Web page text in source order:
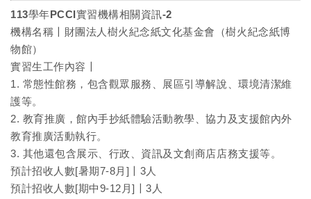
113學年PCCI實習機構相關資訊-2
機構名稱〡財團法人樹火紀念紙文化基金會（樹火紀念紙博
物館）
實習生工作內容〡
1. 常態性館務，包含觀眾服務、展區引導解說、環境清潔維
護等。
2. 教育推廣，館內手抄紙體驗活動教學、協力及支援館內外
教育推廣活動執行。
3. 其他還包含展示、行政、資訊及文創商店店務支援等。
預計招收人數[暑期7-8月]〡3人
預計招收人數[期中9-12月]〡3人